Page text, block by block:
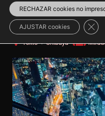
el vacío lo convierten en
de Tokio
Tokio > Shibuya
RECHAZAR cookies no
AJUSTAR cookies